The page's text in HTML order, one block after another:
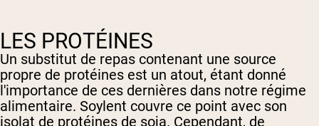
LES PROTÉINES
Un substitut de repas contenant une source
propre de protéines est un atout, étant donné
l'importance de ces dernières dans notre régime
alimentaire. Soylent couvre ce point avec son
isolat de protéines de soja. Cependant, de